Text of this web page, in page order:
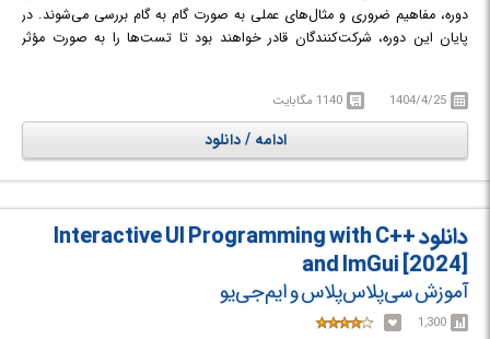
دوره، مفاهیم ضروری و مثال‌های عملی به صورت گام به گام بررسی می‌شوند. در
پایان این دوره، شرکت‌کنندگان قادر خواهند بود تا تست‌ها را به صورت مؤثر
یکپارچه‌سازی، از اعتبار کامل APIهای خود اطمینان حاصل کنند. این دوره برای
توسعه‌دهندگانی که به دنبال تقویت مهارت‌های تست‌نویسی و ارائه برنامه‌های
سی‌شارپ با کیفیت بالاتر با قدرت تست خودکار در دنیای سی‌شارپ هستند، بسیار
مناسب است.
با تست‌نویسی در سی‌شارپ آشنا خواهید شد.
1404/4/25 1140 مگابایت
ادامه / دانلود
دانلود Interactive UI Programming with C++
and ImGui [2024]
آموزش سی‌پلاس‌پلاس و ایم‌جی‌یو
1,300